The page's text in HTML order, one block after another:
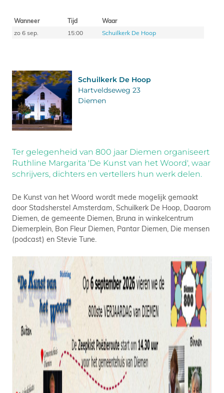
Wanneer Tijd
Waar
zo 6 sep.
15:00 Schuilkerk De Hoop
Schuilkerk De Hoop
Hartveldseweg 23
Diemen
Ter gelegenheid van 800 jaar Diemen organiseert
Ruthline Margarita 'De Kunst van het Woord', waar
schrijvers, dichters en vertellers hun werk delen.
De Kunst van het Woord wordt mede mogelijk gemaakt
door Stadsherstel Amsterdam, Schuilkerk De Hoop, Daarom
Diemen, de gemeente Diemen, Bruna in winkelcentrum
Diemerplein, Bon Fleur Diemen, Pantar Diemen, Die mensen
(podcast) en Stevie Tune.